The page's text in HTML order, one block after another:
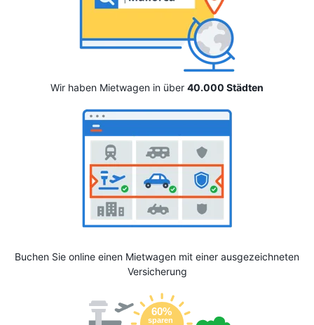
Wir haben Mietwagen in über 40.000 Städten
Buchen Sie online einen Mietwagen mit einer ausgezeichneten
Versicherung